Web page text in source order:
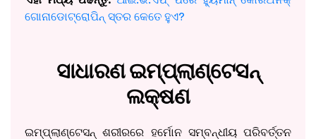
ଗୋନାଡୋଟ୍ରୋପିନ୍ ସ୍ତର କେତେ ହୁଏ?
ସାଧାରଣ ଇମ୍ପ୍ଲାଣ୍ଟେସନ୍
ଲକ୍ଷଣ
ଇମ୍ପ୍ଲାଣ୍ଟେସନ୍ ଶରୀରରେ ହର୍ମୋନ ସମ୍ବନ୍ଧୀୟ ପରିବର୍ତ୍ତନ